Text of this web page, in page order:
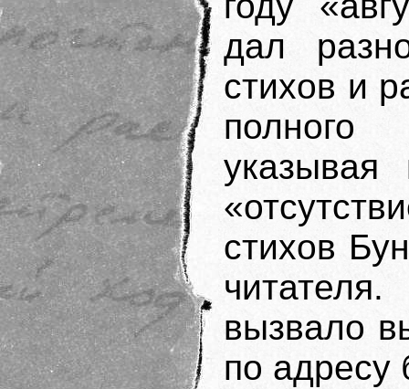
дал
стихов и
указывая
стихов
вызвало
по адресу